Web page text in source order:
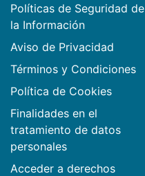
Políticas de Seguridad de
la Información
Aviso de Privacidad
Términos y Condiciones
Política de Cookies
Finalidades en el
tratamiento de datos
personales
Acceder a derechos